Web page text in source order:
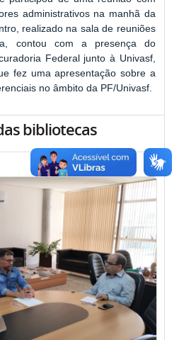
administrativos na manhã da
realizado na sala de reuniões
contou com a presença do
Federal junto à Univasf,
fez uma apresentação sobre a
no âmbito da PF/Univasf.
bibliotecas